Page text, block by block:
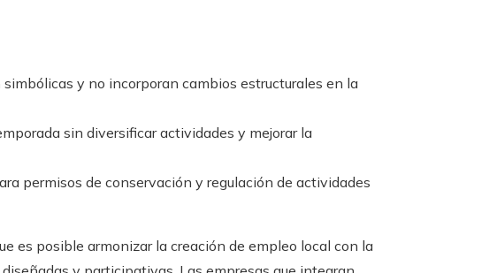
y no incorporan cambios estructurales en la
sin diversificar actividades y mejorar la
permisos de conservación y regulación de actividades
es posible armonizar la creación de empleo local con la